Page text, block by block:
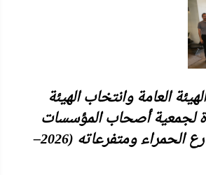
العامة وانتخاب الهيئة
لجمعية أصحاب المؤسسات
التجارية في شارع الحمراء ومتفرعاته (2026–